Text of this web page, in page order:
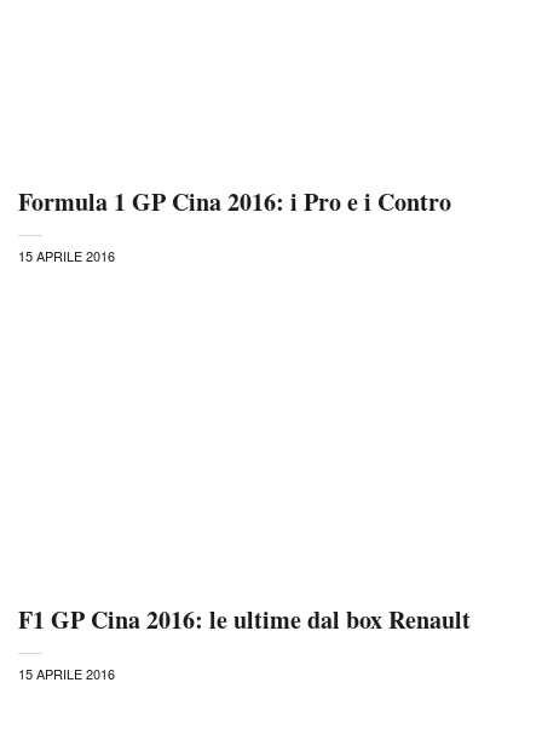
Formula 1 GP Cina 2016: i Pro e i Contro
15 APRILE 2016
F1 GP Cina 2016: le ultime dal box Renault
15 APRILE 2016